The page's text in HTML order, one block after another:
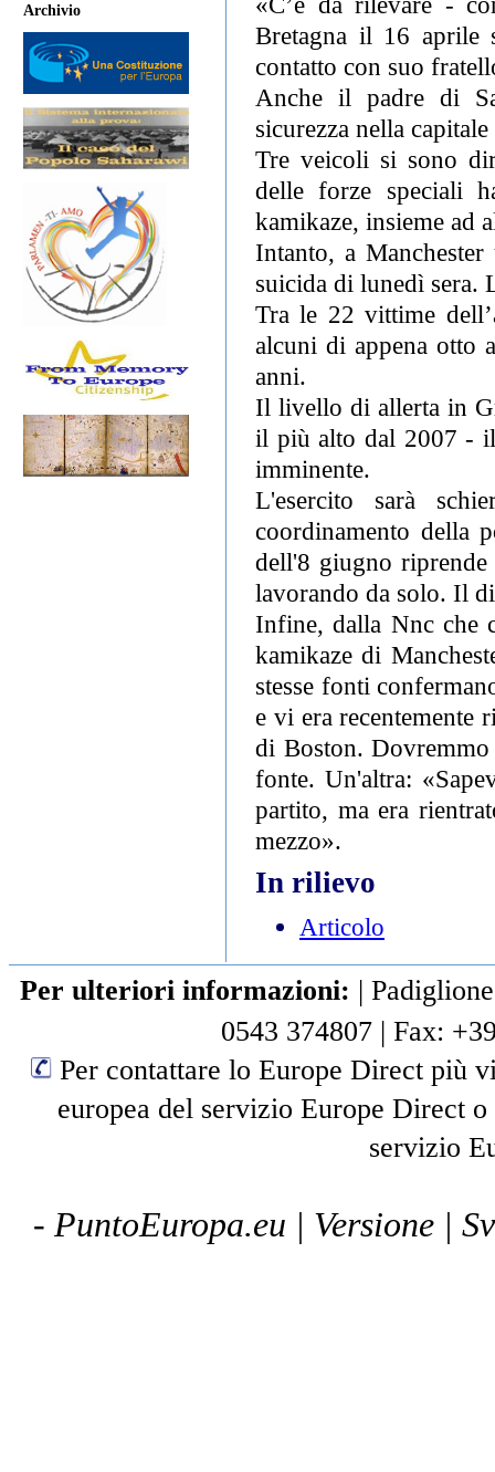
Archivio
Bretagna il 16 aprile
contatto con suo
Anche il padre di
sicurezza nella
Tre veicoli si sono
delle forze speciali
kamikaze, insieme ad
Intanto, a Manchester
suicida di lunedì sera.
Tra le 22 vittime
alcuni di appena otto
anni.
Il livello di allerta in
il più alto dal 2007 - il
imminente.
L'esercito sarà
coordinamento della
dell'8 giugno riprende
lavorando da solo. Il
Infine, dalla Nnc che
kamikaze di
stesse fonti
e vi era recentemente
di Boston.
fonte. Un'altra:
partito, ma era
mezzo».
In rilievo
Articolo
Per ulteriori informazioni: |
0543 374807 | Fax:
Per contattare lo Europe Direct più
europea del servizio Europe Direct
servizio
- PuntoEuropa.eu | Versione |